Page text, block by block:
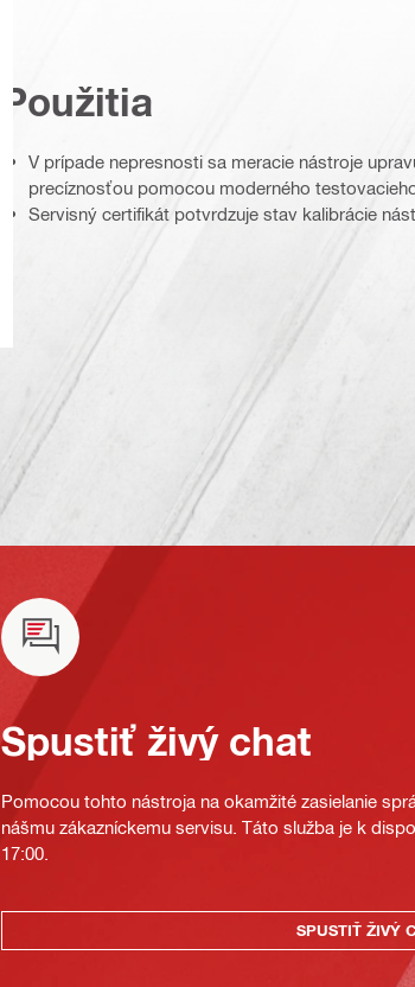
Použitia
V prípade nepresnosti sa meracie nástroje
precíznosťou pomocou moderného
Servisný certifikát potvrdzuje stav kalibrácie
Spustiť živý chat
Pomocou tohto nástroja na okamžité zasielanie
nášmu zákazníckemu servisu. Táto služba je k
17:00.
SPUSTIŤ ŽIVÝ